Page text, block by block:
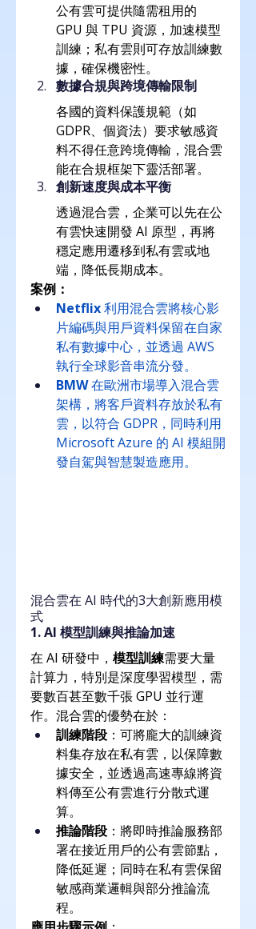
公有雲可提供隨需租用的
GPU 與 TPU 資源，加速模型
訓練；私有雲則可存放訓練數
據，確保機密性。
數據合規與跨境傳輸限制
各國的資料保護規範（如
GDPR、個資法）要求敏感資
料不得任意跨境傳輸，混合雲
能在合規框架下靈活部署。
創新速度與成本平衡
透過混合雲，企業可以先在公
有雲快速開發 AI 原型，再將
穩定應用遷移到私有雲或地
端，降低長期成本。
案例：
Netflix 利用混合雲將核心影
片編碼與用戶資料保留在自家
私有數據中心，並透過 AWS
執行全球影音串流分發。
BMW 在歐洲市場導入混合雲
架構，將客戶資料存放於私有
雲，以符合 GDPR，同時利用
Microsoft Azure 的 AI 模組開
發自駕與智慧製造應用。
混合雲在 AI 時代的3大創新應用模
式
1. AI 模型訓練與推論加速
在 AI 研發中， 模型訓練需要大量
計算力，特別是深度學習模型，需
要數百甚至數千張 GPU 並行運
作。混合雲的優勢在於：
訓練階段 ：可將龐大的訓練資
料集存放在私有雲，以保障數
據安全，並透過高速專線將資
料傳至公有雲進行分散式運
算。
推論階段 ：將即時推論服務部
署在接近用戶的公有雲節點，
降低延遲；同時在私有雲保留
敏感商業邏輯與部分推論流
程。